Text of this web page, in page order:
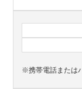
※携帯電話または